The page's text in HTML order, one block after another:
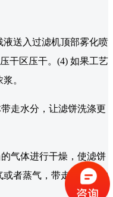
液送入过滤机顶部雾化喷
干区压干。(4) 如果工艺
。
走水分，让滤饼洗涤更
气体进行干燥，使滤饼
者蒸气，带走滤饼中的